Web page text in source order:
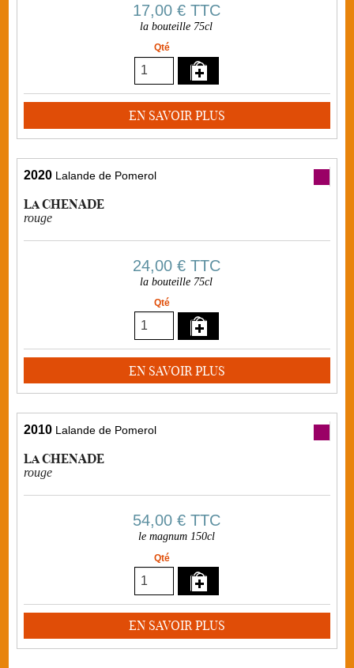
17,00 €TTC
la bouteille 75cl
Qté
EN SAVOIR PLUS
2020 Lalande de Pomerol
La CHENADE
rouge
24,00 €TTC
la bouteille 75cl
Qté
EN SAVOIR PLUS
2010 Lalande de Pomerol
La CHENADE
rouge
54,00 €TTC
le magnum 150cl
Qté
EN SAVOIR PLUS